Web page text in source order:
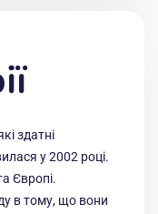
здатні
у 2002 році.
Європі.
в тому, що вони